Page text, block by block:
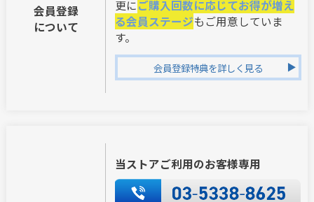
会員登録
について
更にご購入回数に応じてお得が増え
る会員ステージもご用意していま
す。
会員登録特典を詳しく見る
当ストアご利用のお客様専用